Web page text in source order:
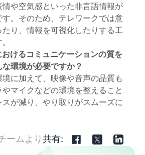
や空気感といった非言語情報が
。そのため、テレワークでは意
り、情報を可視化したりする工
けるコミュニケーションの質を
環境が必要ですか？
に加えて、映像や音声の品質も
マイクなどの環境を整えること
が減り、やり取りがスムーズに
ームより共有: